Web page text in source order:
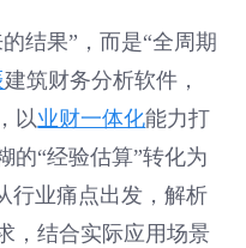
结果”，而是“全周期
建筑财务分析软件，
以业财一体化能力打
的“经验估算”转化为
行业痛点出发，解析
，结合实际应用场景